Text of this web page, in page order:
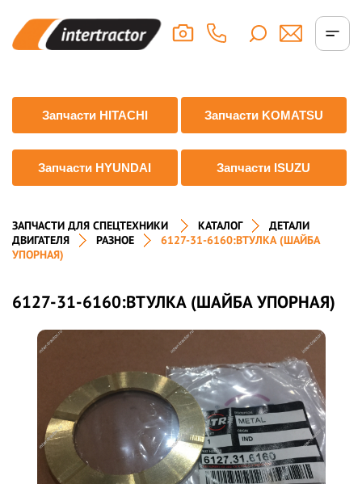
Запчасти HITACHI Запчасти KOMATSU
Запчасти HYUNDAI Запчасти ISUZU
ЗАПЧАСТИ ДЛЯ СПЕЦТЕХНИКИ КАТАЛОГ
ДЕТАЛИ
ДВИГАТЕЛЯ
РАЗНОЕ
6127-31-6160:ВТУЛКА (ШАЙБА
УПОРНАЯ)
6127-31-6160:ВТУЛКА (ШАЙБА УПОРНАЯ)